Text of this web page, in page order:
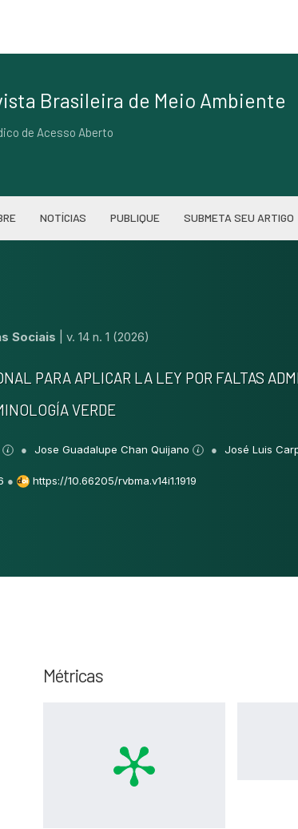
Brasileira de Meio Ambiente
de Acesso Aberto
NOTÍCIAS PUBLIQUE SUBMETA SEU ARTIGO
Sociais v. 14 n. 1 (2026)
PARA APLICAR LA LEY POR FALTAS
VERDE
Jose Guadalupe Chan Quijano José Luis
● https://10.66205/rvbma.v14i1.1919
Métricas